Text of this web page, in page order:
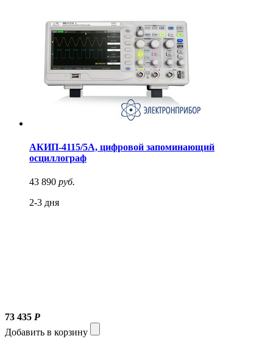
АКИП-4115/5А, цифровой запоминающий
осциллограф
43 890 руб.
2-3 дня
73 435 Р
Добавить в корзину